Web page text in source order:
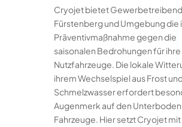
Cryojet bietet
Fürstenberg und Umgebung die
Präventivmaßnahme gegen die
saisonalen Bedrohungen für ihre
Nutzfahrzeuge. Die lokale
ihrem Wechselspiel aus Frost
Schmelzwasser erfordert
Augenmerk auf den
Fahrzeuge. Hier setzt Cryojet